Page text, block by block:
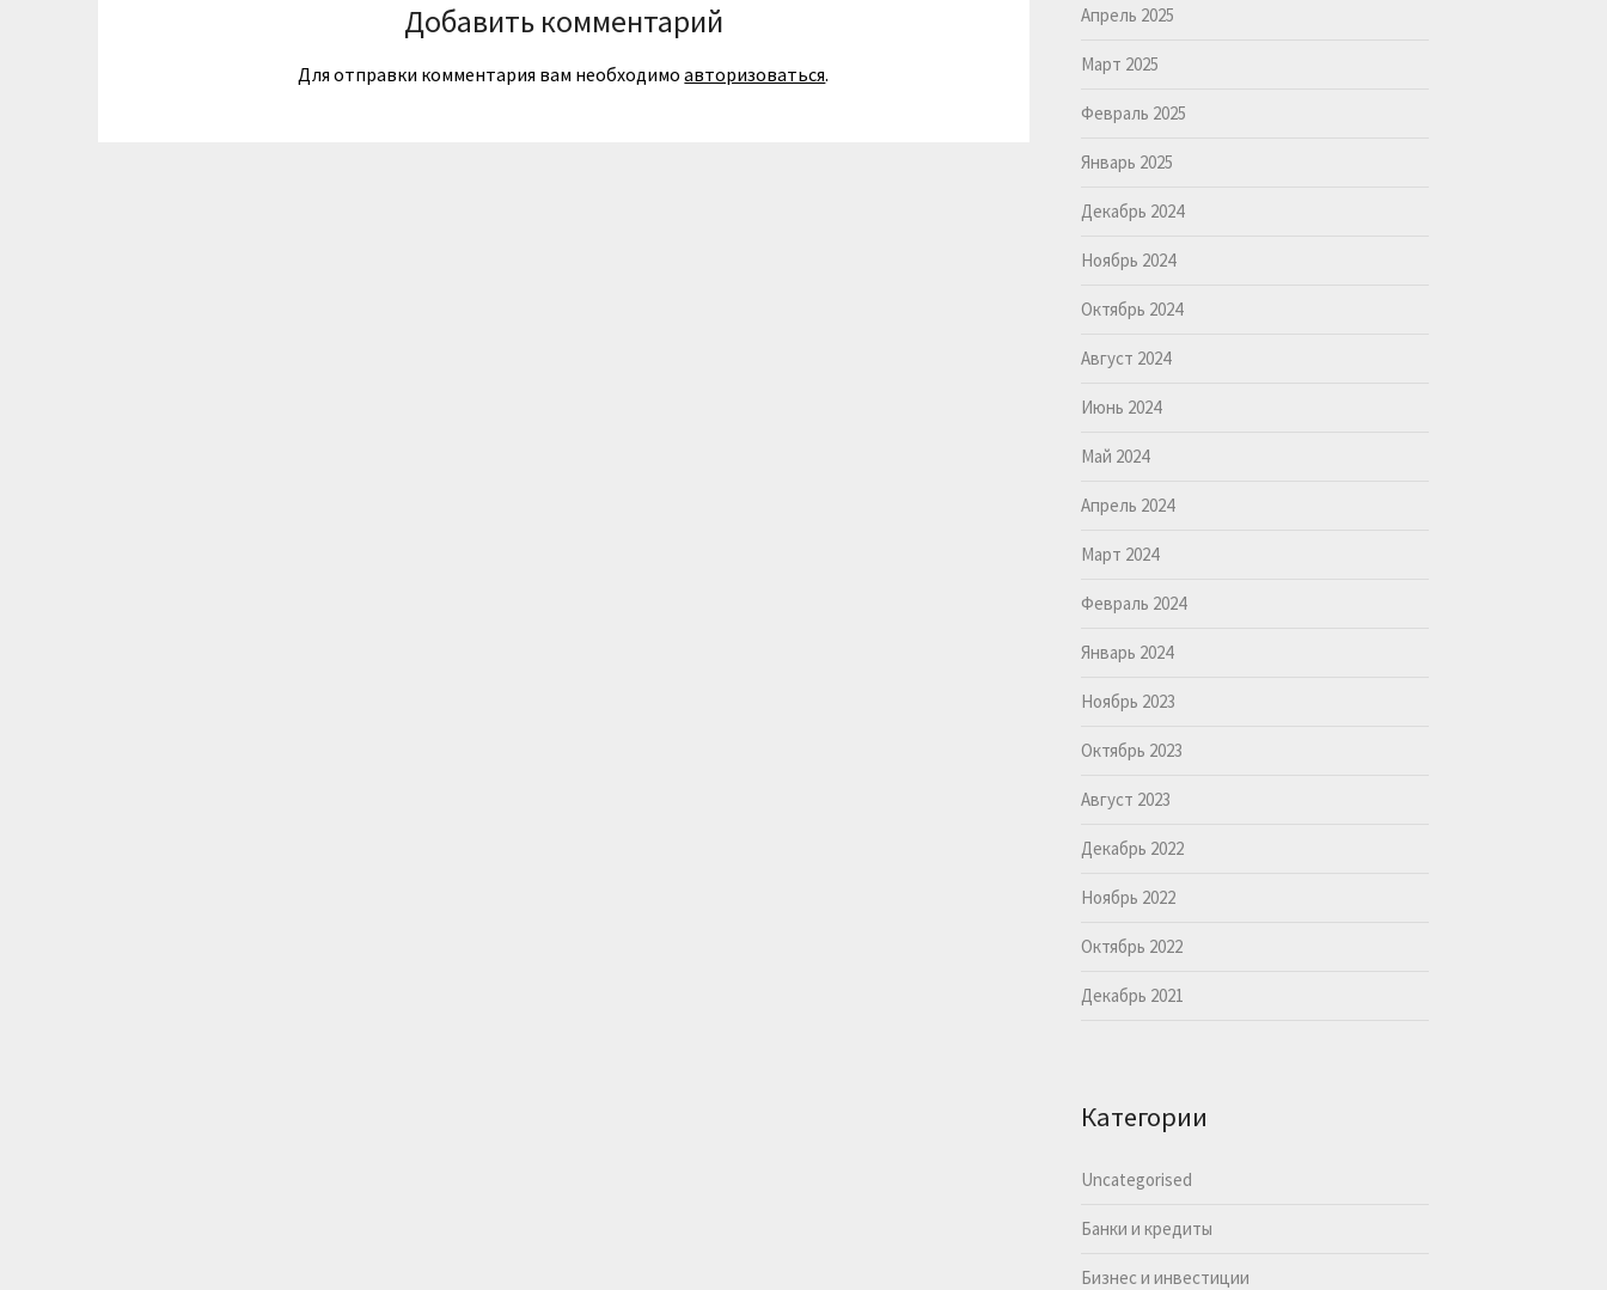
Добавить комментарий
Для отправки комментария вам необходимоавторизоваться.
Апрель 2025
Март 2025
Февраль 2025
Январь 2025
Декабрь 2024
Ноябрь 2024
Октябрь 2024
Август 2024
Июнь 2024
Май 2024
Апрель 2024
Март 2024
Февраль 2024
Январь 2024
Ноябрь 2023
Октябрь 2023
Август 2023
Декабрь 2022
Ноябрь 2022
Октябрь 2022
Декабрь 2021
Категории
Uncategorised
Банки и кредиты
Бизнес и инвестиции